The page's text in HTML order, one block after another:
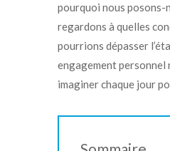
pourquoi nous posons-
regardons à quelles
pourrions dépasser
engagement personnel
imaginer chaque jour